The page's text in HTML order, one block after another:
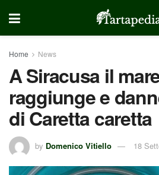
Home News
A Siracusa il
raggiunge e
di Caretta caretta
by Domenico Vitiello 18